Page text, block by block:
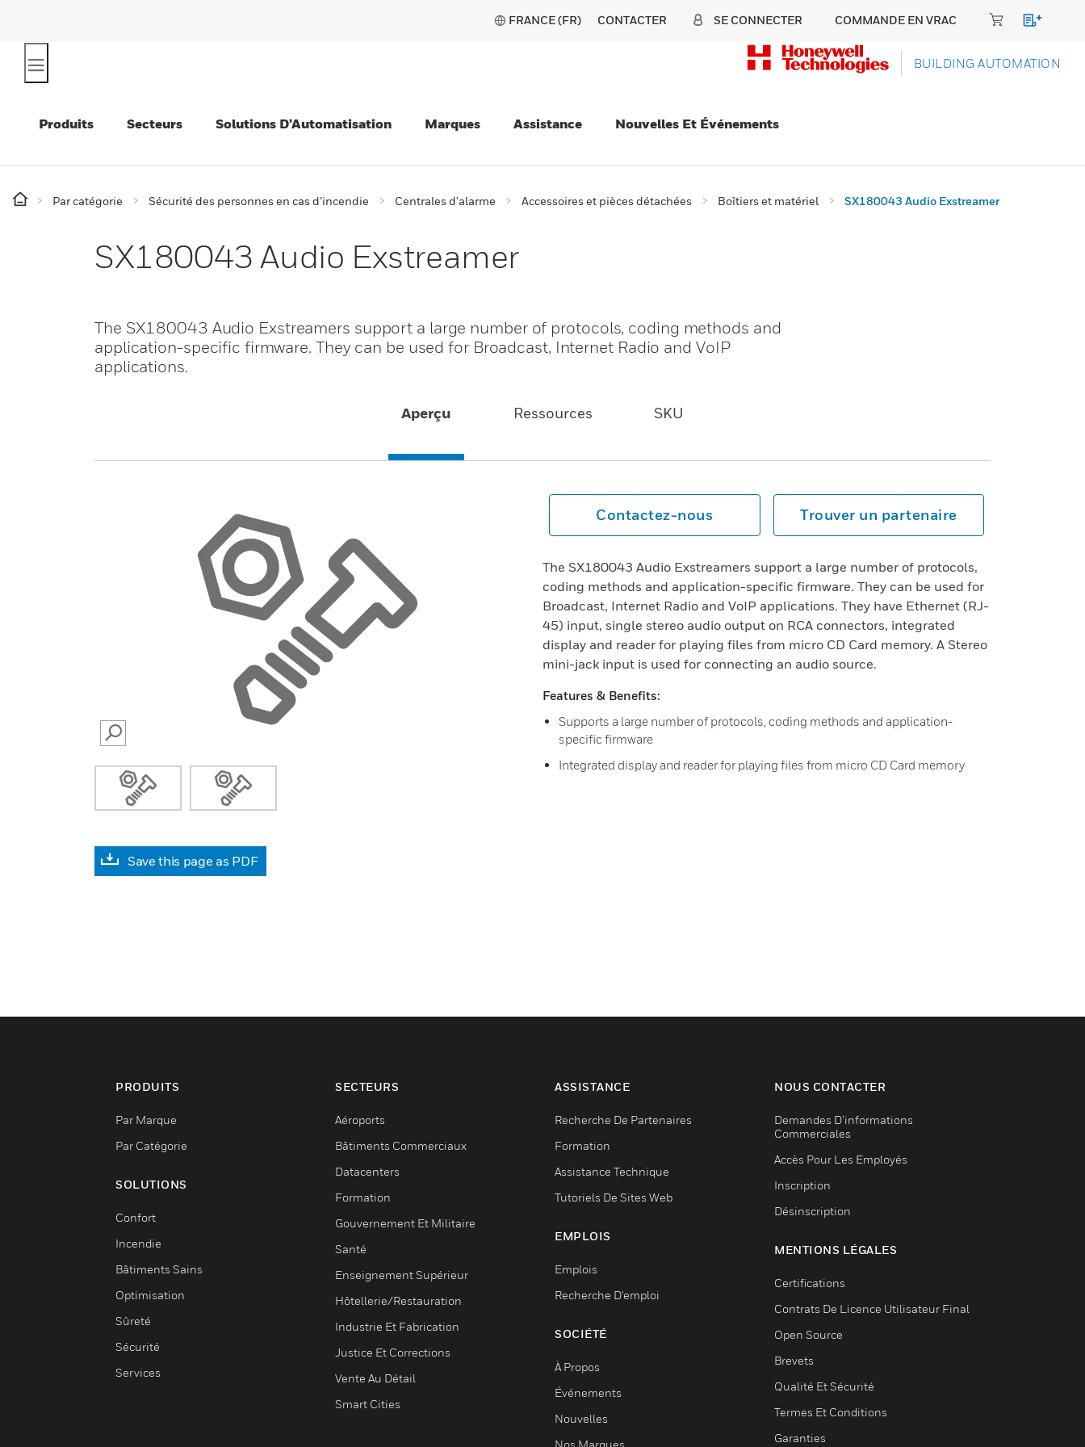
FRANCE (FR) CONTACTER SE CONNECTER COMMANDE EN VRAC
BUILDING AUTOMATION
Produits Secteurs Solutions D’Automatisation Marques Assistance Nouvelles Et Événements
Par catégorie Sécurité des personnes en cas d’incendie Centrales d'alarme Accessoires et pièces détachées Boîtiers et matériel SX180043 Audio Exstreamer
SX180043 Audio Exstreamer
The SX180043 Audio Exstreamers support a large number of protocols, coding methods and
application-specific firmware. They can be used for Broadcast, Internet Radio and VoIP
applications.
Aperçu Ressources SKU
SEARCH
Save this page as PDF
Contactez-nous Trouver un partenaire
The SX180043 Audio Exstreamers support a large number of protocols,
coding methods and application-specific firmware. They can be used for
Broadcast, Internet Radio and VoIP applications. They have Ethernet (RJ-
45) input, single stereo audio output on RCA connectors, integrated
display and reader for playing files from micro CD Card memory. A Stereo
mini-jack input is used for connecting an audio source.
Features & Benefits:
Supports a large number of protocols, coding methods and application-
specific firmware
Integrated display and reader for playing files from micro CD Card memory
PRODUITS
Par Marque
Par Catégorie
SOLUTIONS
Confort
Incendie
Bâtiments Sains
Optimisation
Sûreté
Sécurité
Services
SECTEURS
Aéroports
Bâtiments Commerciaux
Datacenters
Formation
Gouvernement Et Militaire
Santé
Enseignement Supérieur
Hôtellerie/Restauration
Industrie Et Fabrication
Justice Et Corrections
Vente Au Détail
Smart Cities
ASSISTANCE
Recherche De Partenaires
Formation
Assistance Technique
Tutoriels De Sites Web
EMPLOIS
Emplois
Recherche D'emploi
SOCIÉTÉ
À Propos
Événements
Nouvelles
Nos Marques
NOUS CONTACTER
Demandes D’informations
Commerciales
Accès Pour Les Employés
Inscription
Désinscription
MENTIONS LÉGALES
Certifications
Contrats De Licence Utilisateur Final
Open Source
Brevets
Qualité Et Sécurité
Termes Et Conditions
Garanties